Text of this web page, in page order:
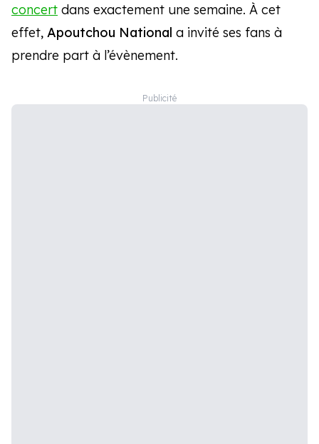
concert dans exactement une semaine. À cet
effet, Apoutchou National a invité ses fans à
prendre part à l’évènement.